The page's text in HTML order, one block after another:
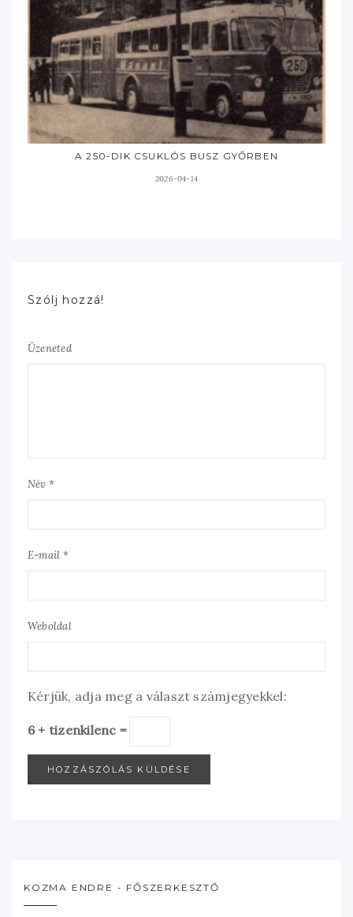
A 250-DIK CSUKLÓS BUSZ GYŐRBEN
2026-04-14
Szólj hozzá!
Üzeneted
Név *
E-mail *
Weboldal
Kérjük, adja meg a választ számjegyekkel:
6 + tizenkilenc =
KOZMA ENDRE - FŐSZERKESZTŐ